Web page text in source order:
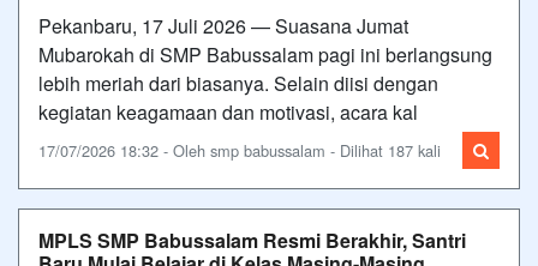
Pekanbaru, 17 Juli 2026 — Suasana Jumat
Mubarokah di SMP Babussalam pagi ini berlangsung
lebih meriah dari biasanya. Selain diisi dengan
kegiatan keagamaan dan motivasi, acara kal
17/07/2026 18:32 - Oleh smp babussalam - Dilihat 187 kali
MPLS SMP Babussalam Resmi Berakhir, Santri